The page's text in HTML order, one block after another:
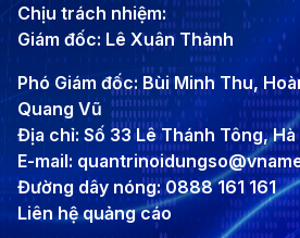
Chịu trách nhiệm:
Giám đốc: Lê Xuân Thành
Phó Giám đốc: Bùi Minh Thu,
Quang Vũ
Địa chỉ: Số 33 Lê Thánh Tông, Hà
E-mail:
Đường dây nóng: 0888 161 161
Liên hệ quảng cáo